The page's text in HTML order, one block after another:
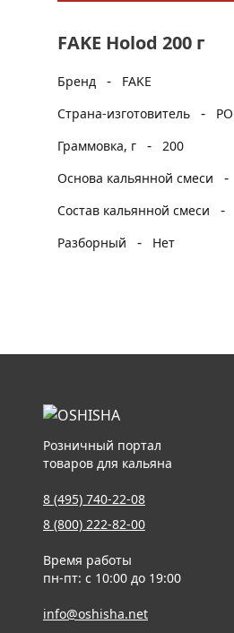
FAKE Holod 200 г
Бренд -
FAKE
Страна-изготовитель
-
Граммовка, г
- 200
Основа кальянной смеси
-
Состав кальянной смеси
-
Разборный
- Нет
Розничный портал
товаров для кальяна
8 (495) 740-22-08
8 (800) 222-82-00
Время работы
пн-пт: с 10:00 до 19:00
info@oshisha.net